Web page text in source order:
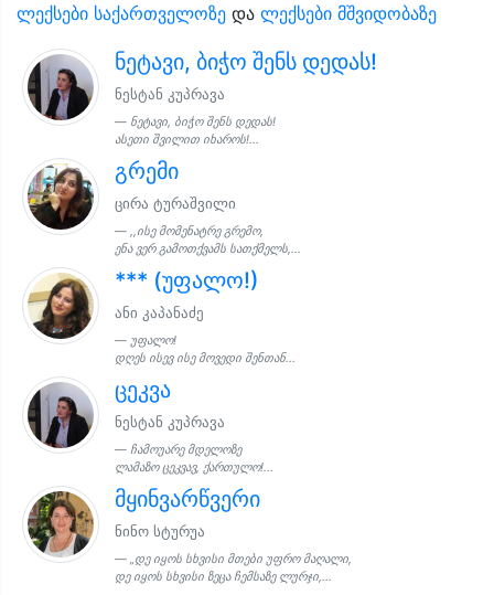
ლექსები საქართველოზე და ლექსები მშვიდობაზე
ნეტავი, ბიჭო შენს დედას!
ნესტან კუპრავა
ნეტავი, ბიჭო შენს დედას!
ასეთი შვილით იხაროს!...
გრემი
ცირა ტურაშვილი
,,ისე მომენატრე გრემო,
ენა ვერ გამოთქვამს სათქმელს,...
*** (უფალო!)
ანი კაპანაძე
უფალო!
დღეს ისევ ისე მოვედი შენთან...
ცეკვა
ნესტან კუპრავა
ჩამოუარე მდელოზე
ლამაზო ცეკვავ, ქართულო!...
მყინვარწვერი
ნინო სტურუა
„დე იყოს სხვისი მთები უფრო მაღალი,
დე იყოს სხვისი ზეცა ჩემსაზე ლურჯი,...